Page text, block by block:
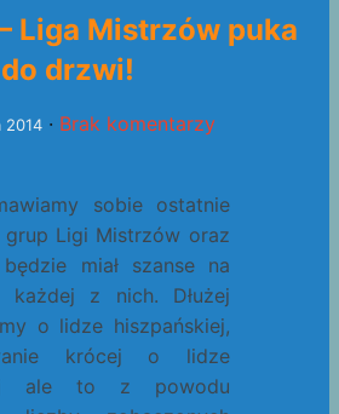
Liga Mistrzów puka
do drzwi!
2014 · Brak komentarzy
sobie ostatnie
grup Ligi Mistrzów oraz
miał szanse na
każdej z nich. Dłużej
o lidze hiszpańskiej,
krócej o lidze
ale to z powodu